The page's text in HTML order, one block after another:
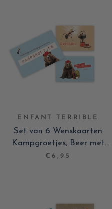
ENFANT TERRIBLE
Set van 6 Wenskaarten
Kampgroetjes, Beer met
pet
€6,95